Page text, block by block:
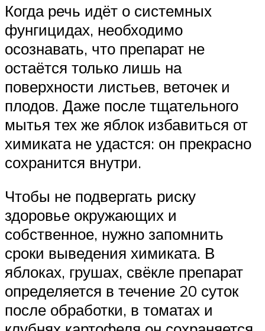
Когда речь идёт о системных
фунгицидах, необходимо
осознавать, что препарат не
остаётся только лишь на
поверхности листьев, веточек и
плодов. Даже после тщательного
мытья тех же яблок избавиться от
химиката не удастся: он прекрасно
сохранится внутри.
Чтобы не подвергать риску
здоровье окружающих и
собственное, нужно запомнить
сроки выведения химиката. В
яблоках, грушах, свёкле препарат
определяется в течение 20 суток
после обработки, в томатах и